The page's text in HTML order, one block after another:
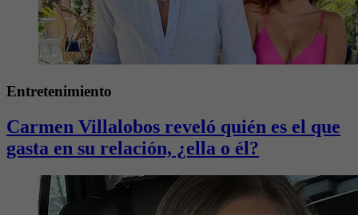
Entretenimiento
Carmen Villalobos reveló quién es el que
gasta en su relación, ¿ella o él?